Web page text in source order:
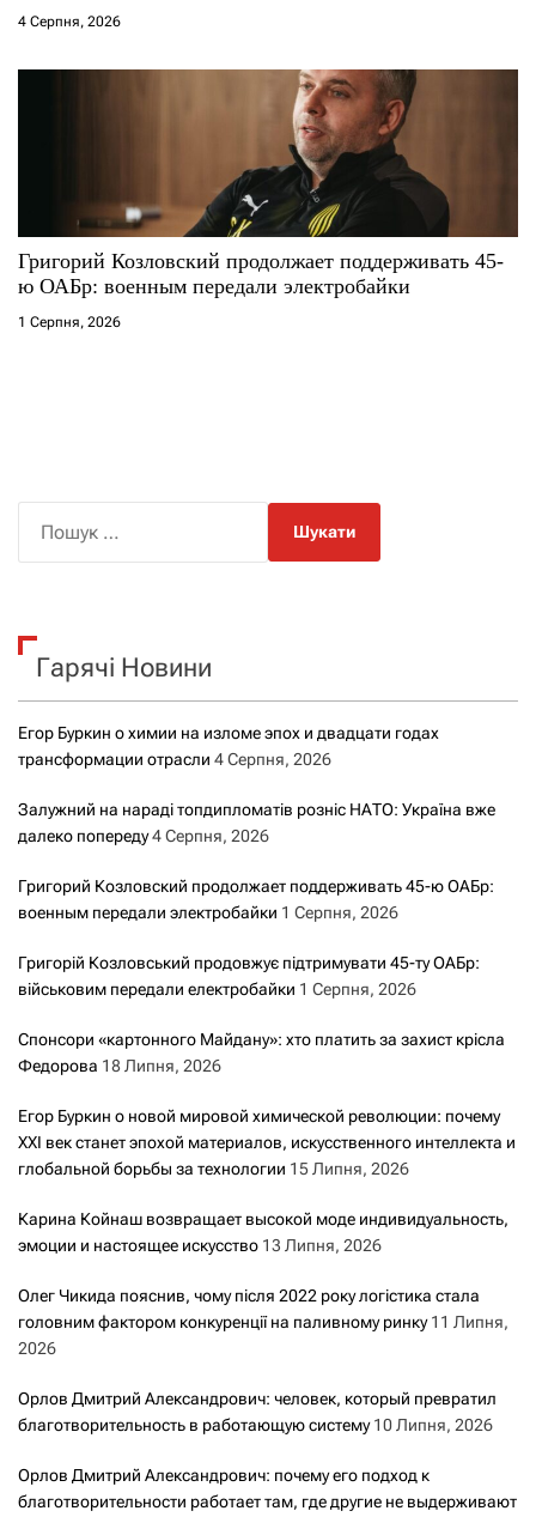
4 Серпня, 2026
Григорий Козловский продолжает поддерживать 45-
ю ОАБр: военным передали электробайки
1 Серпня, 2026
к
Гарячі Новини
Егор Буркин о химии на изломе эпох и двадцати годах
трансформации отрасли 4 Серпня, 2026
Залужний на нараді топдипломатів розніс НАТО: Україна вже
далеко попереду4 Серпня, 2026
Григорий Козловский продолжает поддерживать 45-ю ОАБр:
военным передали электробайки 1 Серпня, 2026
Григорій Козловський продовжує підтримувати 45-ту ОАБр:
військовим передали електробайки 1 Серпня, 2026
Спонсори «картонного Майдану»: хто платить за захист крісла
Федорова 18 Липня, 2026
Егор Буркин о новой мировой химической революции: почему
XXI век станет эпохой материалов, искусственного интеллекта и
глобальной борьбы за технологии 15 Липня, 2026
Карина Койнаш возвращает высокой моде индивидуальность,
эмоции и настоящее искусство 13 Липня, 2026
Олег Чикида пояснив, чому після 2022 року логістика стала
головним фактором конкуренції на паливному ринку 11 Липня,
2026
Орлов Дмитрий Александрович: человек, который превратил
благотворительность в работающую систему 10 Липня, 2026
Орлов Дмитрий Александрович: почему его подход к
благотворительности работает там, где другие не выдерживают